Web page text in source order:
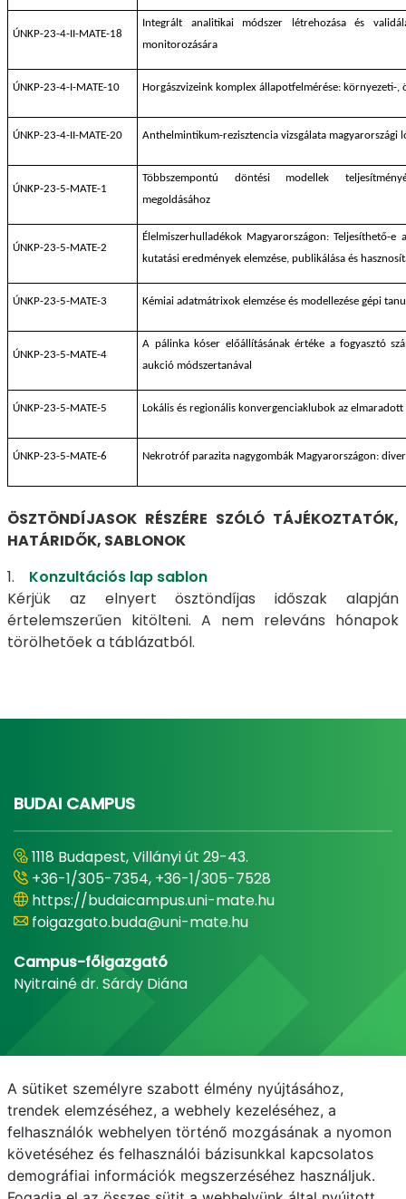
ÚNKP-23-4-II-MATE-18
Integrált analitikai módszer létrehozása és
monitorozására
ÚNKP-23-4-I-MATE-10 Horgászvizeink komplex állapotfelmérése: környezeti-,
ÚNKP-23-4-II-MATE-20 Anthelmintikum-rezisztencia vizsgálata magyarországi
ÚNKP-23-5-MATE-1
Többszempontú döntési modellek
megoldásához
ÚNKP-23-5-MATE-2
Élelmiszerhulladékok Magyarországon: Teljesíthető-
kutatási eredmények elemzése, publikálása és
ÚNKP-23-5-MATE-3 Kémiai adatmátrixok elemzése és modellezése gépi
ÚNKP-23-5-MATE-4
A pálinka kóser előállításának értéke a fogyasztó
aukció módszertanával
ÚNKP-23-5-MATE-5 Lokális és regionális konvergenciaklubok az elmaradott
ÚNKP-23-5-MATE-6 Nekrotróf parazita nagygombák Magyarországon:
ÖSZTÖNDÍJASOK RÉSZÉRE SZÓLÓ TÁJÉKOZTATÓK,
HATÁRIDŐK, SABLONOK
1. Konzultációs lap sablon
Kérjük az elnyert ösztöndíjas időszak alapján
értelemszerűen kitölteni. A nem releváns hónapok
törölhetőek a táblázatból.
BUDAI CAMPUS
1118 Budapest, Villányi út 29-43.
+36-1/305-7354, +36-1/305-7528
https://budaicampus.uni-mate.hu
foigazgato.buda@uni-mate.hu
Campus-főigazgató
Nyitrainé dr. Sárdy Diána
E-mail Telefonkönyv NEPTUN E-learning
A sütiket személyre szabott élmény nyújtásához,
trendek elemzéséhez, a webhely kezeléséhez, a
felhasználók webhelyen történő mozgásának a nyomon
követéséhez és felhasználói bázisunkkal kapcsolatos
demográfiai információk megszerzéséhez használjuk.